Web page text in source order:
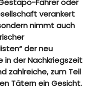
verankert
nimmt auch
der neu
der Nachkriegszeit
zahlreiche, zum Teil
Tätern ein Gesicht.